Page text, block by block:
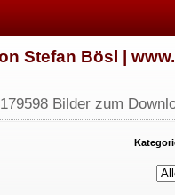
Stefan Bösl |
Bilder zum